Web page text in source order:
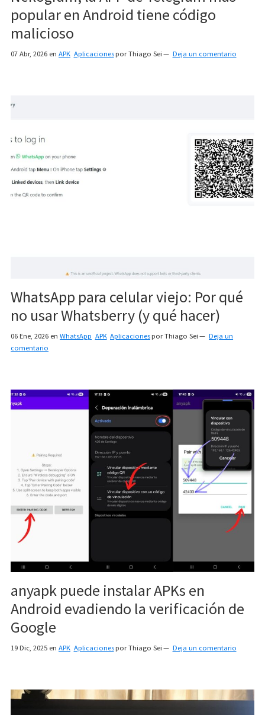
popular en Android tiene código
malicioso
07 Abr, 2026 en APK AplicacionesporThiago Sei Deja un comentario
WhatsApp para celular viejo: Por qué
no usar Whatsberry (y qué hacer)
06 Ene, 2026 en WhatsApp APK AplicacionesporThiago Sei
Deja un
comentario
anyapk puede instalar APKs en
Android evadiendo la verificación de
Google
19 Dic, 2025 en APK AplicacionesporThiago Sei Deja un comentario